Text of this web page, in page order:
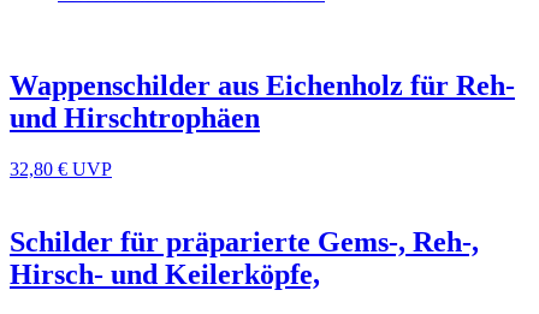
Wappenschilder aus Eichenholz für Reh-
und Hirschtrophäen
32,80 € UVP
Schilder für präparierte Gems-, Reh-,
Hirsch- und Keilerköpfe,